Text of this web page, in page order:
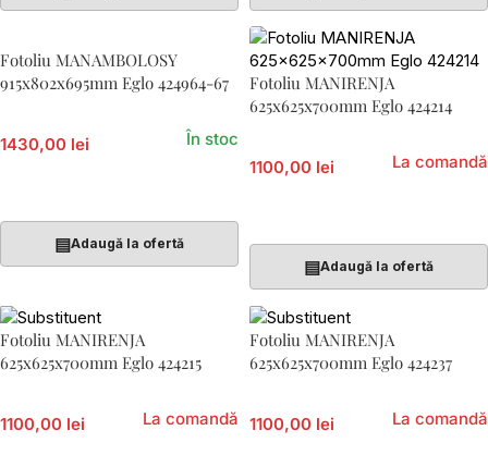
Fotoliu MANAMBOLOSY
915x802x695mm Eglo 424964-67
1430,00 lei În stoc
▤Adaugă la ofertă
Fotoliu MANIRENJA
625x625x700mm Eglo 424214
1100,00 lei La comandă
▤Adaugă la ofertă
Fotoliu MANIRENJA
625x625x700mm Eglo 424215
1100,00 lei La comandă
Fotoliu MANIRENJA
625x625x700mm Eglo 424237
1100,00 lei La comandă